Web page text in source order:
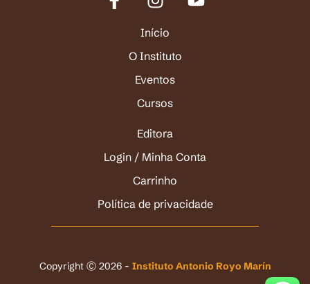
Início
O Instituto
Eventos
Cursos
Editora
Login / Minha Conta
Carrinho
Política de privacidade
Copyright Ⓒ 2026 - Instituto Antonio Royo Marín